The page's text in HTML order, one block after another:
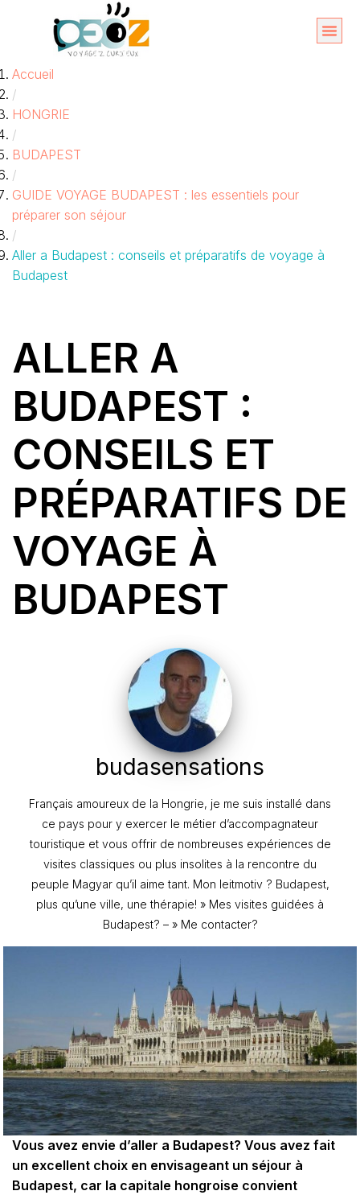
contenu
Accueil
/
HONGRIE
/
BUDAPEST
/
GUIDE VOYAGE BUDAPEST : les essentiels pour
préparer son séjour
/
Aller a Budapest : conseils et préparatifs de voyage à
Budapest
ALLER A
BUDAPEST :
CONSEILS ET
PRÉPARATIFS DE
VOYAGE À
BUDAPEST
budasensations
Français amoureux de la Hongrie, je me suis installé dans
ce pays pour y exercer le métier d’accompagnateur
touristique et vous offrir de nombreuses expériences de
visites classiques ou plus insolites à la rencontre du
peuple Magyar qu’il aime tant. Mon leitmotiv ? Budapest,
plus qu’une ville, une thérapie! » Mes visites guidées à
Budapest? – » Me contacter?
Vous avez envie d’aller a Budapest? Vous avez fait
un excellent choix en envisageant un séjour à
Budapest, car la capitale hongroise convient